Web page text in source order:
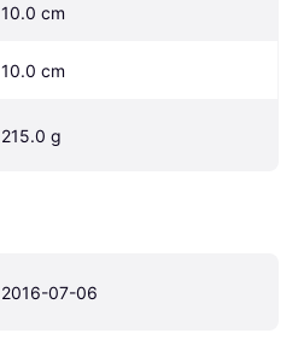
10.0 cm
10.0 cm
215.0 g
2016-07-06